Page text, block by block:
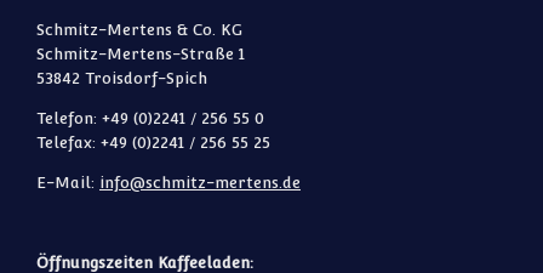
Schmitz-Mertens & Co. KG
Schmitz-Mertens-Straße 1
53842 Troisdorf-Spich
Telefon: +49 (0)2241 / 256 55 0
Telefax: +49 (0)2241 / 256 55 25
E-Mail: info@schmitz-mertens.de
Öffnungszeiten Kaffeeladen: